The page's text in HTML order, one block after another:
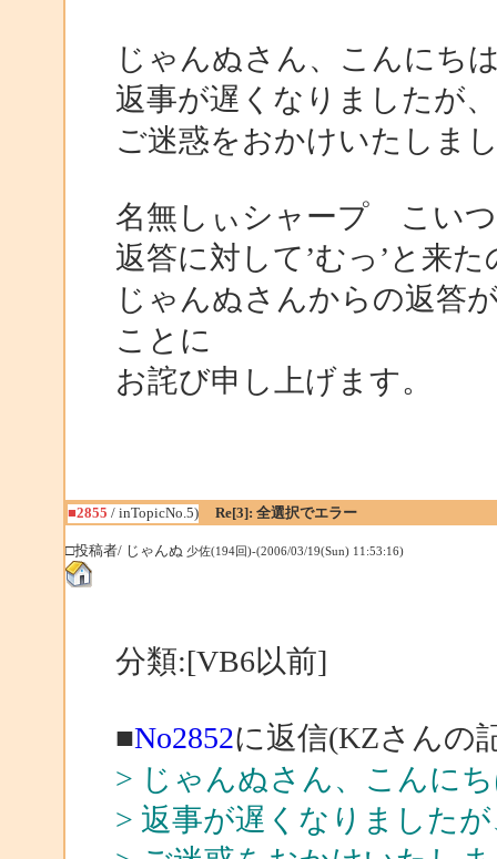
じゃんぬさん、こんにち
返事が遅くなりましたが
ご迷惑をおかけいたしま
名無しぃシャープ こい
返答に対して’むっ’と来
じゃんぬさんからの返答
ことに
お詫び申し上げます。
■2855 / inTopicNo.5) Re[3]: 全選択でエラー
□投稿者/ じゃんぬ 少佐(194回)-(2006/03/19(Sun) 11:53:16)
分類:[VB6以前]
■No2852に返信(KZさんの
> じゃんぬさん、こんに
> 返事が遅くなりました